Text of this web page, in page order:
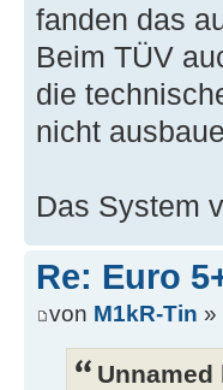
fanden das
Beim TÜV
die
nicht
Das System
Re: Euro
von M1kR-Tin »
Unnamed